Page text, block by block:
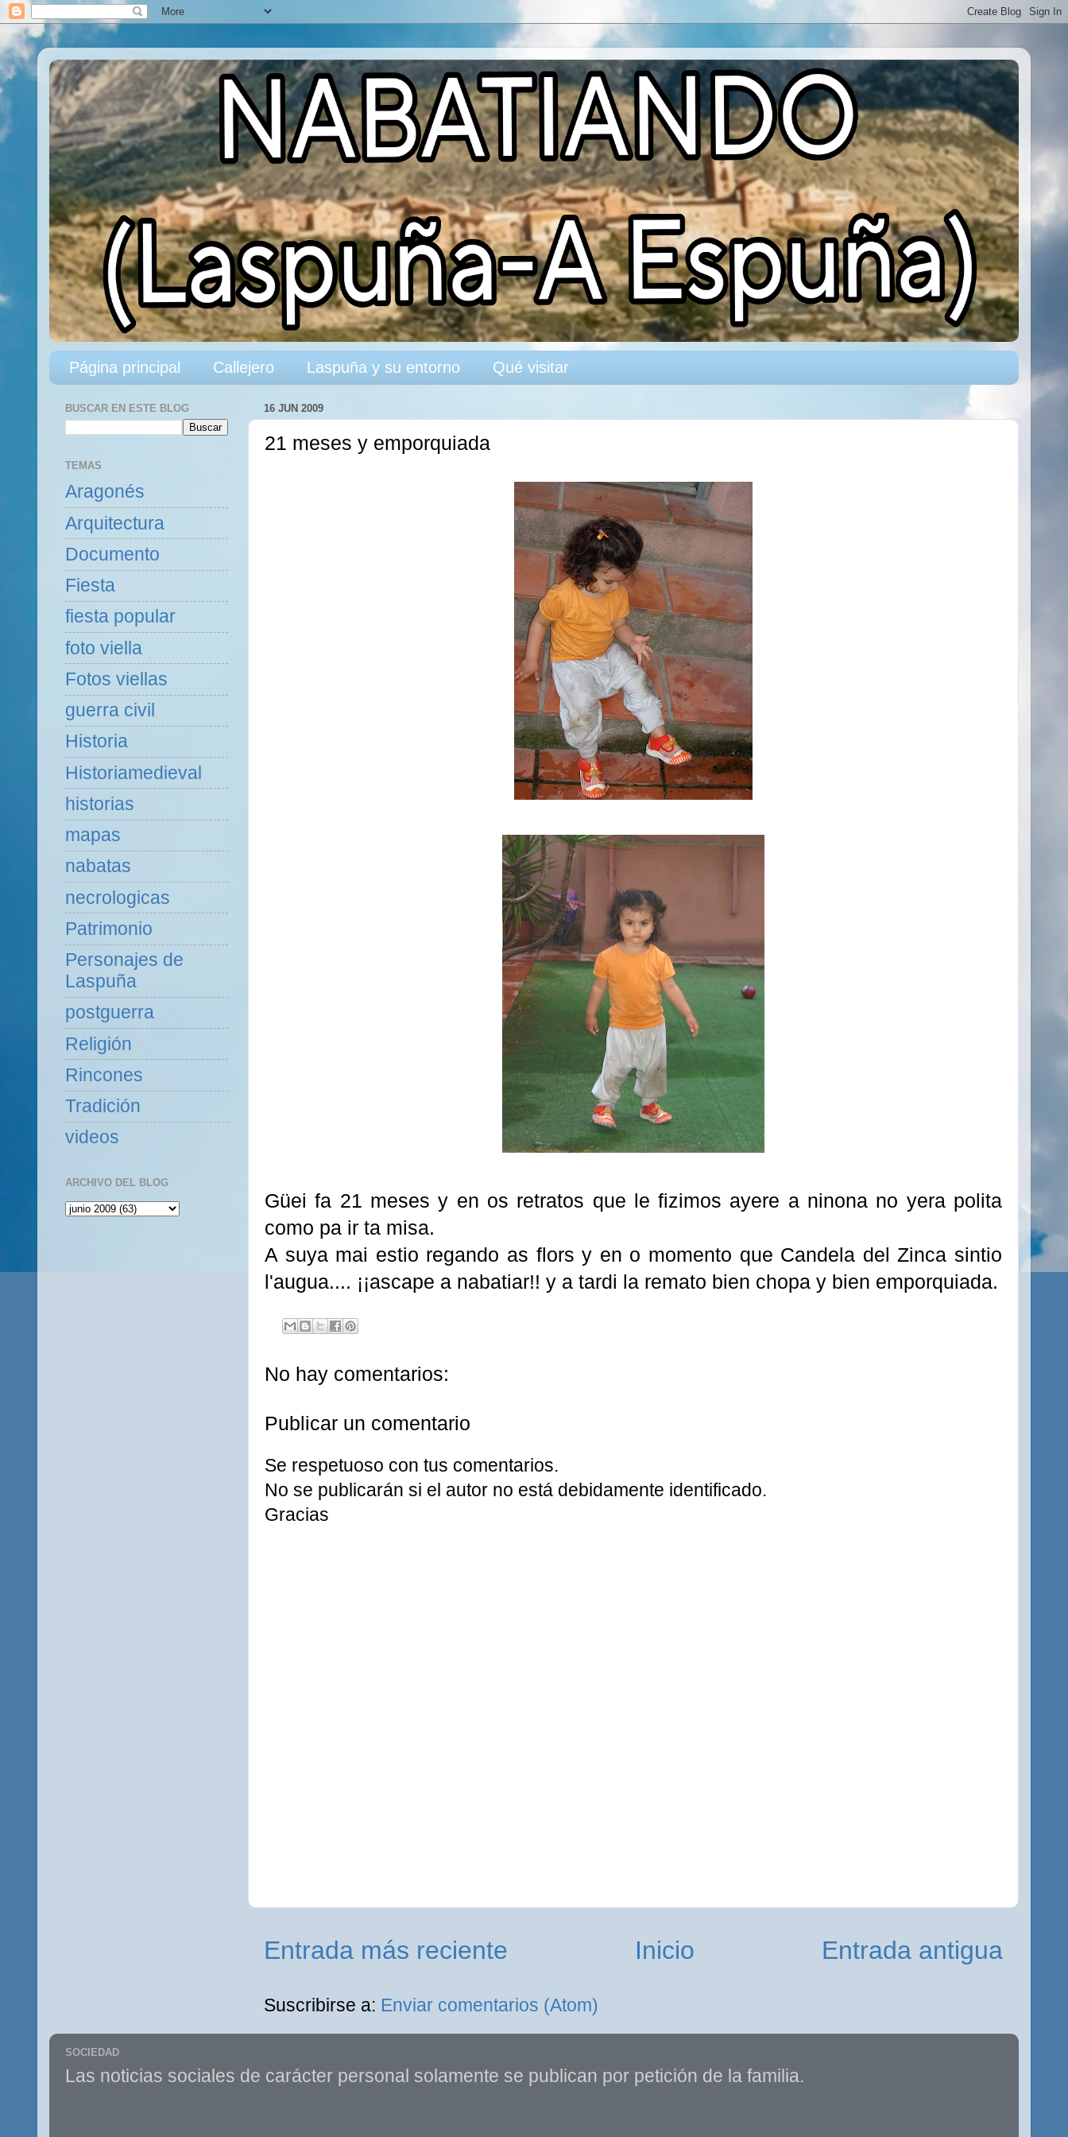
Página principal Callejero Laspuña y su entorno Qué visitar
16 JUN 2009
21 meses y emporquiada
Güei fa 21 meses y en os retratos que le fizimos ayere a ninona no yera polita
como pa ir ta misa.
A suya mai estio regando as flors y en o momento que Candela del Zinca sintio
l'augua.... ¡¡ascape a nabatiar!! y a tardi la remato bien chopa y bien emporquiada.
No hay comentarios:
Publicar un comentario
Se respetuoso con tus comentarios.
No se publicarán si el autor no está debidamente identificado.
Gracias
Entrada más reciente Entrada antigua
Inicio
Suscribirse a: Enviar comentarios (Atom)
BUSCAR EN ESTE BLOG
TEMAS
Aragonés
Arquitectura
Documento
Fiesta
fiesta popular
foto viella
Fotos viellas
guerra civil
Historia
Historiamedieval
historias
mapas
nabatas
necrologicas
Patrimonio
Personajes de
Laspuña
postguerra
Religión
Rincones
Tradición
videos
ARCHIVO DEL BLOG
SOCIEDAD
Las noticias sociales de carácter personal solamente se publican por petición de la familia.